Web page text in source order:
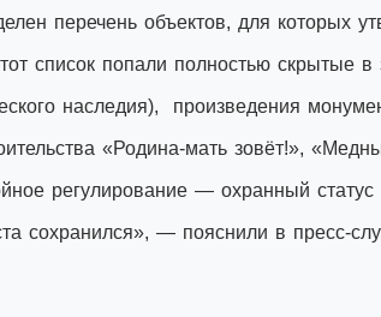
перечень объектов, для которых
список попали полностью скрытые
наследия), произведения
«Родина-мать зовёт!»,
регулирование — охранный статус
сохранился», — пояснили в пресс-